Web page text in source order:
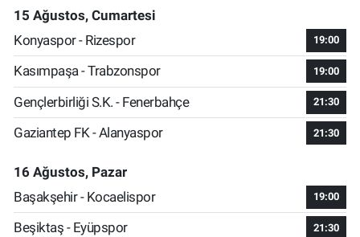
15 Ağustos, Cumartesi
Konyaspor - Rizespor
19:00
Kasımpaşa - Trabzonspor 19:00
Gençlerbirliği S.K. - Fenerbahçe 21:30
Gaziantep FK - Alanyaspor 21:30
16 Ağustos, Pazar
Başakşehir - Kocaelispor
19:00
Beşiktaş - Eyüpspor 21:30